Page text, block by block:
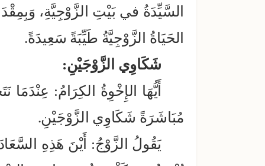
السَّيِّدَةُ في بَيْتِ الزَّوْجِيَّةِ،
الحَيَاةُ الزَّوْجِيَّةُ طَيِّبَةً سَعِيدَةً.
شَكَاوِي الزَّوْجَيْنِ:
أَيُّهَا الإِخْوِةُ الكِرَامُ: عِنْدَمَا
مُبَاشَرَةً شَكَاوِي الزَّوْجَيْنِ.
يَقُولُ الزَّوْجُ: أَيْنَ هَذِهِ